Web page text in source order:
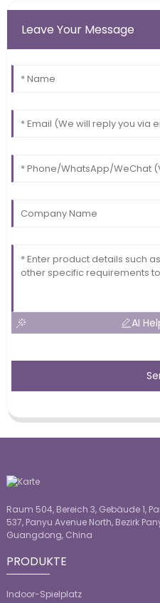
Leave Your Message
AI
Raum 504, Bereich 3, Gebäude 1,
537, Panyu Avenue North, Bezirk
Guangdong, China
PRODUKTE
Indoor-Spielplatz